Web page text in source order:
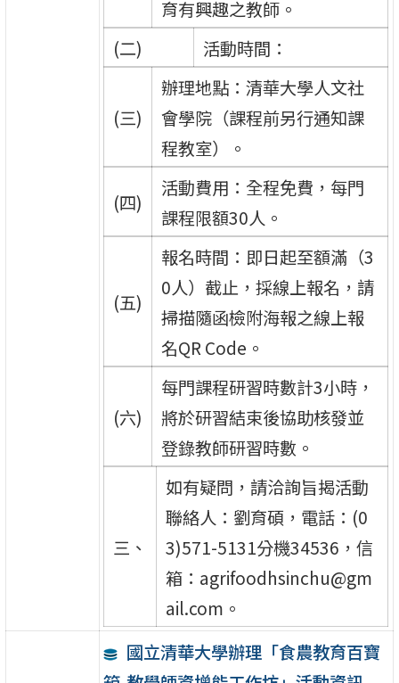
育有興趣之教師。
(二)
活動時間：
(三)
辦理地點：清華大學人文社
會學院（課程前另行通知課
程教室）。
(四)
活動費用：全程免費，每門
課程限額30人。
(五)
報名時間：即日起至額滿（3
0人）截止，採線上報名，請
掃描隨函檢附海報之線上報
名QR Code。
(六)
每門課程研習時數計3小時，
將於研習結束後協助核發並
登錄教師研習時數。
三、
如有疑問，請洽詢旨揭活動
聯絡人：劉育碩，電話：(0
3)571-5131分機34536，信
箱：agrifoodhsinchu@gm
ail.com。
國立清華大學辦理「食農教育百寶